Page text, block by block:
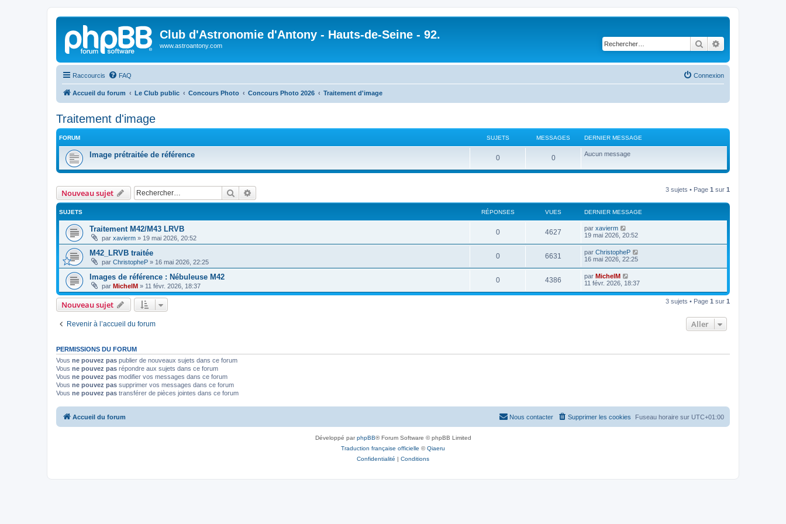
Club d'Astronomie d'Antony - Hauts-de-Seine - 92.
www.astroantony.com Rechercher
Raccourcis FAQ Connexion
Accueil du forum Le Club public Concours Photo Concours Photo 2026 Traitement d'image
Traitement d'image
FORUM SUJETS MESSAGES DERNIER MESSAGE
Image prétraitée de référence 0 0 Aucun message
Nouveau sujet Rechercher 3 sujets • Page 1 sur 1
SUJETS RÉPONSES VUES DERNIER MESSAGE
Traitement M42/M43 LRVB
par xavierm » 19 mai 2026, 20:52
0 4627 par xavierm
19 mai 2026, 20:52
M42_LRVB traitée
par ChristopheP » 16 mai 2026, 22:25
0 6631 par ChristopheP
16 mai 2026, 22:25
Images de référence : Nébuleuse M42
par MichelM » 11 févr. 2026, 18:37
0 4386 par MichelM
11 févr. 2026, 18:37
Nouveau sujet 3 sujets • Page 1 sur 1
Revenir à l’accueil du forum Aller
PERMISSIONS DU FORUM
Vous ne pouvez pas publier de nouveaux sujets dans ce forum
Vous ne pouvez pas répondre aux sujets dans ce forum
Vous ne pouvez pas modifier vos messages dans ce forum
Vous ne pouvez pas supprimer vos messages dans ce forum
Vous ne pouvez pas transférer de pièces jointes dans ce forum
Accueil du forum Fuseau horaire sur UTC+01:00
Supprimer les cookies
Nous contacter
Développé parphpBB® Forum Software © phpBB Limited
Traduction française officielle ©Qiaeru
Confidentialité | Conditions